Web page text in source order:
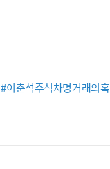
#이춘석주식차명거래의혹